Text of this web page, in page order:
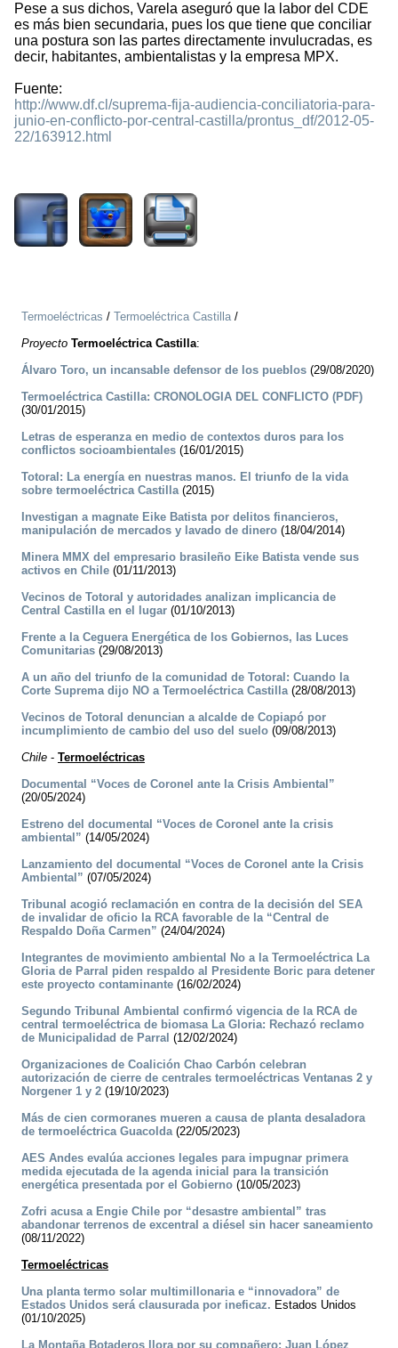
Pese a sus dichos, Varela aseguró que la labor del CDE
es más bien secundaria, pues los que tiene que conciliar
una postura son las partes directamente invulucradas, es
decir, habitantes, ambientalistas y la empresa MPX.
Fuente:
http://www.df.cl/suprema-fija-audiencia-conciliatoria-para-
junio-en-conflicto-por-central-castilla/prontus_df/2012-05-
22/163912.html
Termoeléctricas / Termoeléctrica Castilla/
Proyecto Termoeléctrica Castilla:
Álvaro Toro, un incansable defensor de los pueblos (29/08/2020)
Termoeléctrica Castilla: CRONOLOGIA DEL CONFLICTO (PDF)
(30/01/2015)
Letras de esperanza en medio de contextos duros para los
conflictos socioambientales (16/01/2015)
Totoral: La energía en nuestras manos. El triunfo de la vida
sobre termoeléctrica Castilla(2015)
Investigan a magnate Eike Batista por delitos financieros,
manipulación de mercados y lavado de dinero (18/04/2014)
Minera MMX del empresario brasileño Eike Batista vende sus
activos en Chile (01/11/2013)
Vecinos de Totoral y autoridades analizan implicancia de
Central Castilla en el lugar (01/10/2013)
Frente a la Ceguera Energética de los Gobiernos, las Luces
Comunitarias (29/08/2013)
A un año del triunfo de la comunidad de Totoral: Cuando la
Corte Suprema dijo NO a Termoeléctrica Castilla(28/08/2013)
Vecinos de Totoral denuncian a alcalde de Copiapó por
incumplimiento de cambio del uso del suelo (09/08/2013)
Chile - Termoeléctricas
Documental “Voces de Coronel ante la Crisis Ambiental”
(20/05/2024)
Estreno del documental “Voces de Coronel ante la crisis
ambiental” (14/05/2024)
Lanzamiento del documental “Voces de Coronel ante la Crisis
Ambiental” (07/05/2024)
Tribunal acogió reclamación en contra de la decisión del SEA
de invalidar de oficio la RCA favorable de la “Central de
Respaldo Doña Carmen” (24/04/2024)
Integrantes de movimiento ambiental No a la Termoeléctrica La
Gloria de Parral piden respaldo al Presidente Boric para detener
este proyecto contaminante (16/02/2024)
Segundo Tribunal Ambiental confirmó vigencia de la RCA de
central termoeléctrica de biomasa La Gloria: Rechazó reclamo
de Municipalidad de Parral (12/02/2024)
Organizaciones de Coalición Chao Carbón celebran
autorización de cierre de centrales termoeléctricas Ventanas 2 y
Norgener 1 y 2 (19/10/2023)
Más de cien cormoranes mueren a causa de planta desaladora
de termoeléctrica Guacolda(22/05/2023)
AES Andes evalúa acciones legales para impugnar primera
medida ejecutada de la agenda inicial para la transición
energética presentada por el Gobierno (10/05/2023)
Zofri acusa a Engie Chile por “desastre ambiental” tras
abandonar terrenos de excentral a diésel sin hacer saneamiento
(08/11/2022)
Termoeléctricas
Una planta termo solar multimillonaria e “innovadora” de
Estados Unidos será clausurada por ineficaz. Estados Unidos
(01/10/2025)
La Montaña Botaderos llora por su compañero: Juan López